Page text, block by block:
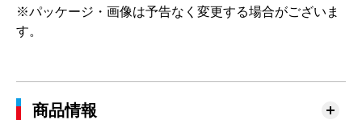
※パッケージ・画像は予告なく変更する場合がございま
す。
商品情報